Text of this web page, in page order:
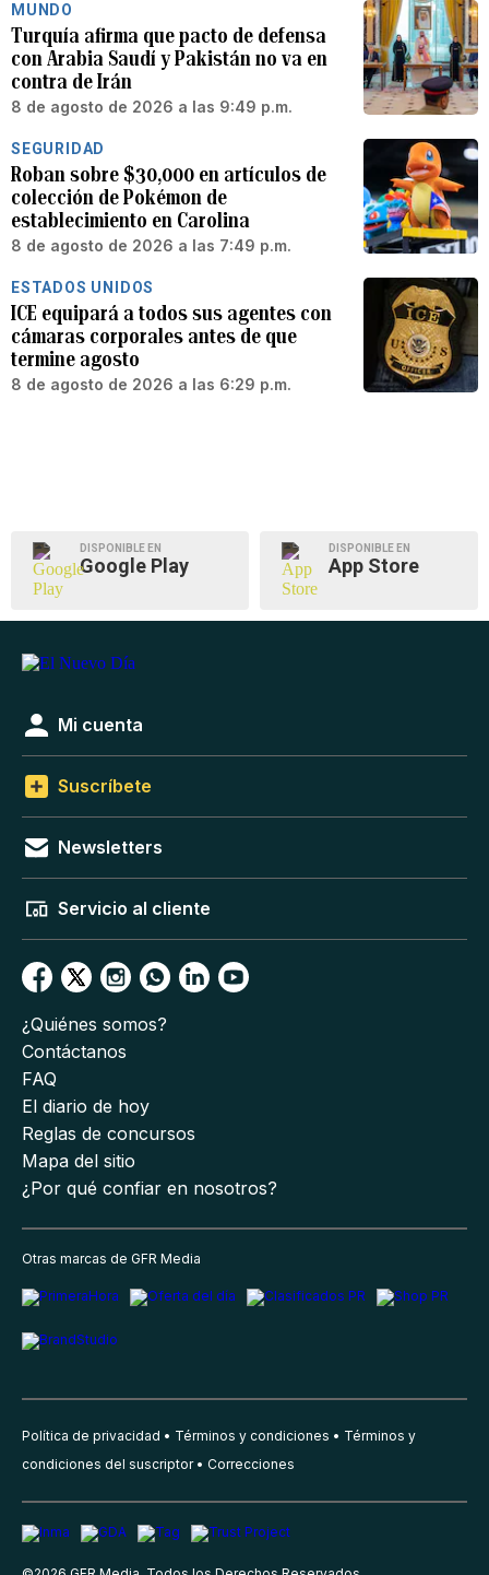
MUNDO
Turquía afirma que pacto de defensa
con Arabia Saudí y Pakistán no va en
contra de Irán
8 de agosto de 2026 a las 9:49 p.m.
SEGURIDAD
Roban sobre $30,000 en artículos de
colección de Pokémon de
establecimiento en Carolina
8 de agosto de 2026 a las 7:49 p.m.
ESTADOS UNIDOS
ICE equipará a todos sus agentes con
cámaras corporales antes de que
termine agosto
8 de agosto de 2026 a las 6:29 p.m.
DISPONIBLE EN
Google Play
DISPONIBLE EN
App Store
Mi cuenta
Suscríbete
Newsletters
Servicio al cliente
¿Quiénes somos?
Contáctanos
FAQ
El diario de hoy
Reglas de concursos
Mapa del sitio
¿Por qué confiar en nosotros?
Otras marcas de GFR Media
Política de privacidad Términos y condiciones
Términos y
condiciones del suscriptor
Correcciones